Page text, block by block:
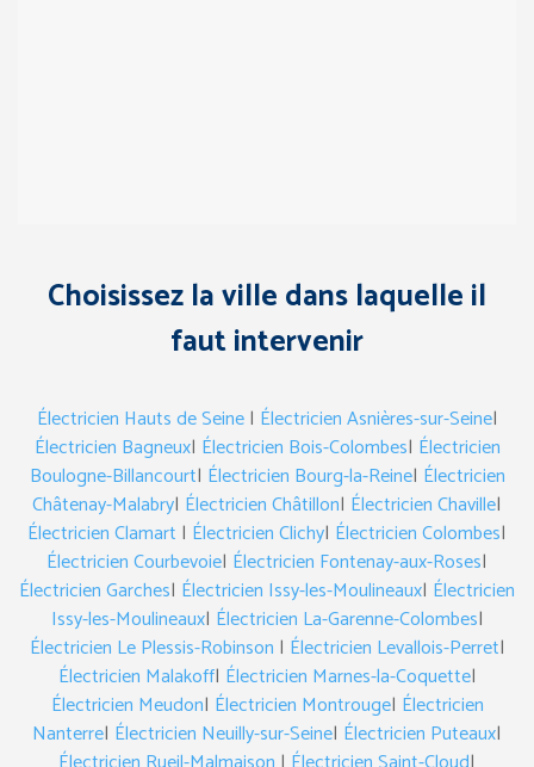
Choisissez la ville dans laquelle il
faut intervenir
Électricien Hauts de Seine| Électricien Asnières-sur-Seine|
Électricien Bagneux| Électricien Bois-Colombes| Électricien
Boulogne-Billancourt| Électricien Bourg-la-Reine| Électricien
Châtenay-Malabry| Électricien Châtillon| Électricien Chaville|
Électricien Clamart | Électricien Clichy| Électricien Colombes|
Électricien Courbevoie| Électricien Fontenay-aux-Roses|
Électricien Garches| Électricien Issy-les-Moulineaux| Électricien
Issy-les-Moulineaux| Électricien La-Garenne-Colombes|
Électricien Le Plessis-Robinson | Électricien Levallois-Perret|
Électricien Malakoff| Électricien Marnes-la-Coquette|
Électricien Meudon| Électricien Montrouge| Électricien
Nanterre| Électricien Neuilly-sur-Seine| Électricien Puteaux|